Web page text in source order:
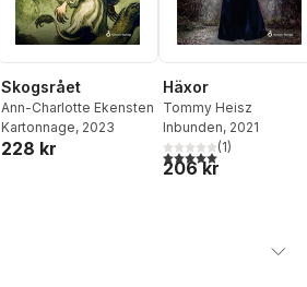
Skogsrået
Ann-Charlotte Ekensten
Kartonnage, 2023
228 kr
Häxor
Tommy Heisz
Inbunden, 2021
5,0utav 5 stjärnor.
(1)
206 kr